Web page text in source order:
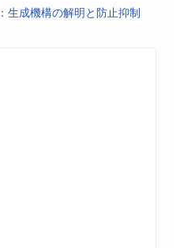
生成機構の解明と防止抑制